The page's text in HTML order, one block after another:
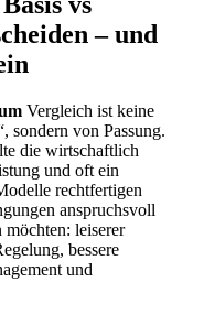
– und
Vergleich ist keine
sondern von Passung.
die wirtschaftlich
und oft ein
rechtfertigen
anspruchsvoll
leiserer
bessere
und